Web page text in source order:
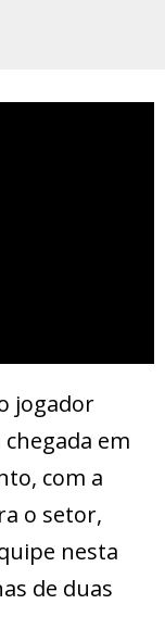
jogador
em
com a
o setor,
nesta
de duas